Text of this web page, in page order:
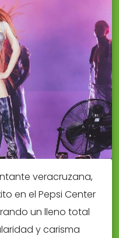
veracruzana,
en el Pepsi Center
un lleno total
y carisma